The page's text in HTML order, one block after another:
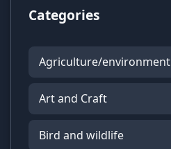
Categories
Agriculture/environment
Art and Craft
Bird and wildlife